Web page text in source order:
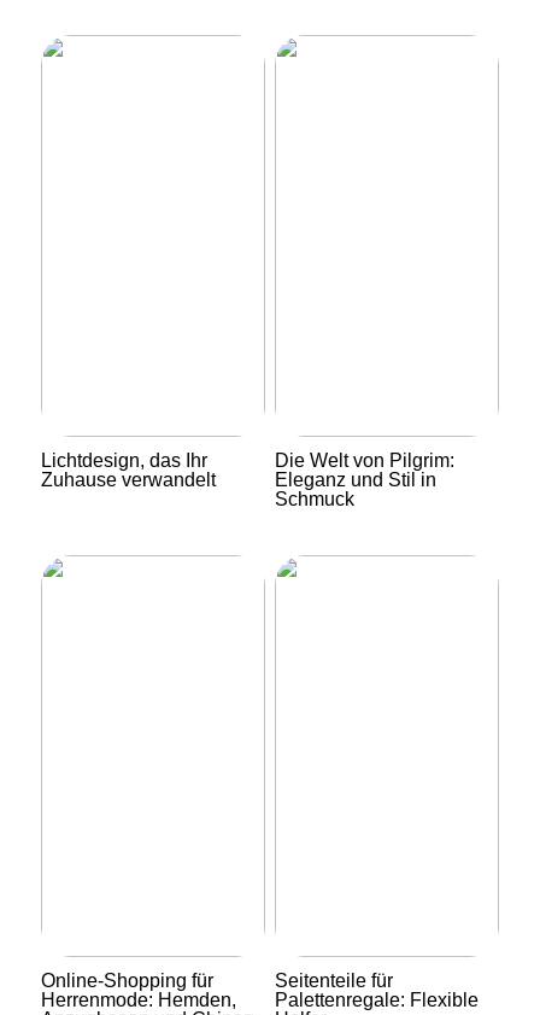
Lichtdesign, das Ihr
Zuhause verwandelt
Die Welt von Pilgrim:
Eleganz und Stil in
Schmuck
Online-Shopping für
Herrenmode: Hemden,
Seitenteile für
Palettenregale: Flexible